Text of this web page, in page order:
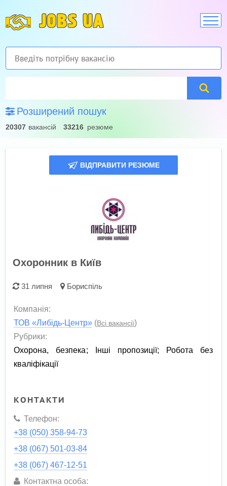
JOBS UA
Розширений пошук
20307 вакансій 33216 резюме
ВІДПРАВИТИ РЕЗЮМЕ
Охоронник в Київ
31 липня Бориспіль
Компанія:
ТОВ «Либідь-Центр» (Всі вакансії)
Рубрики:
Охорона, безпека; Інші пропозиції;
Робота без
кваліфікації
КОНТАКТИ
Телефон:
+38 (050) 358-94-73
+38 (067) 501-03-84
+38 (067) 467-12-51
Контактна особа: